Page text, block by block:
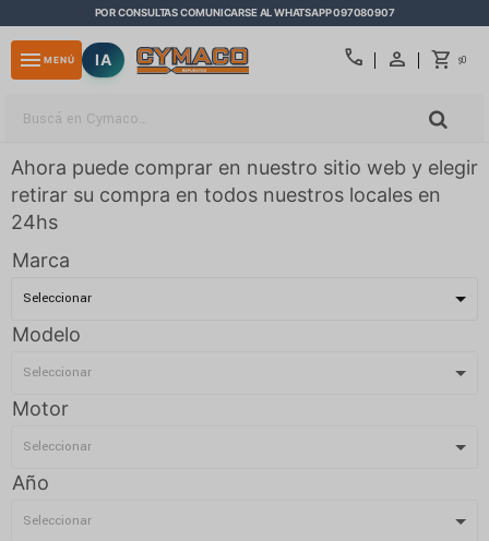
POR CONSULTAS COMUNICARSE AL WHATSAPP 097080907
call $0
menu MENÚ IA
Ahora puede comprar en nuestro sitio web y elegir
retirar su compra en todos nuestros locales en
24hs
Marca
Modelo
Motor
Año
close